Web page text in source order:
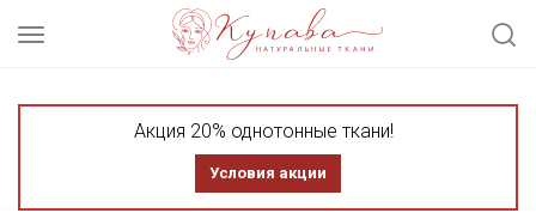
Акция 20% однотонные ткани!
Условия акции